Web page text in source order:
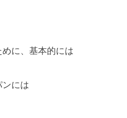
に、基本的には
には